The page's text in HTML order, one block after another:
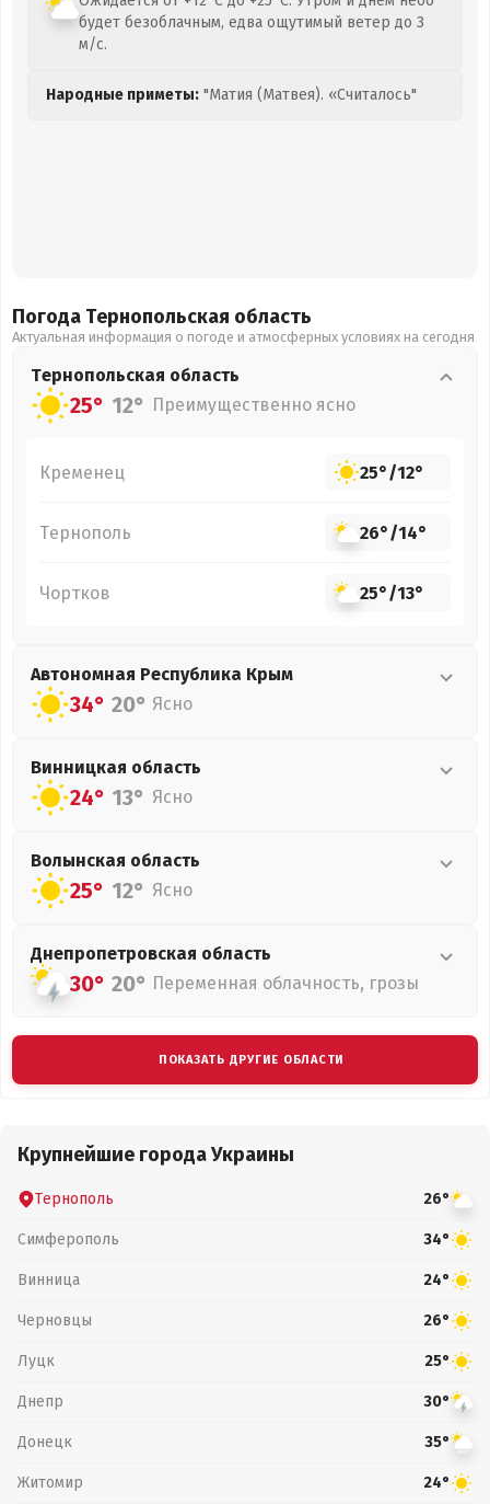
будет безоблачным, едва ощутимый ветер до 3
м/с.
Народные приметы: "Матия (Матвея). «Считалось"
Погода Тернопольская область
Актуальная информация о погоде и атмосферных условиях на сегодня
Тернопольская область
25° 12° Преимущественно ясно
Кременец 25°/12°
Тернополь 26°/14°
Чортков 25°/13°
Автономная Республика Крым
34° 20° Ясно
Винницкая область
24° 13° Ясно
Волынская область
25° 12° Ясно
Днепропетровская область
30° 20° Переменная облачность, грозы
ПОКАЗАТЬ ДРУГИЕ ОБЛАСТИ
Крупнейшие города Украины
Тернополь 26°
Симферополь 34°
Винница 24°
Черновцы 26°
Луцк 25°
Днепр 30°
Донецк 35°
Житомир 24°